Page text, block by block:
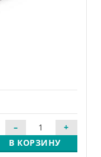
В КОРЗИНУ